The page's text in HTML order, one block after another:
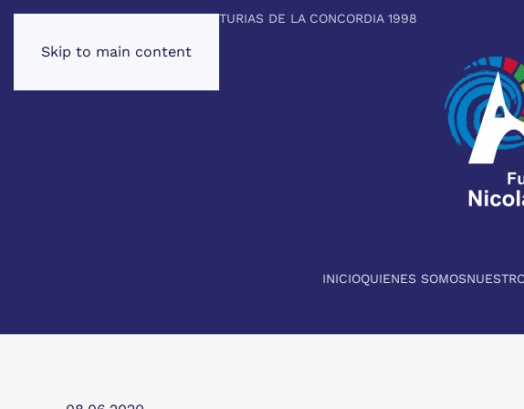
Skip to main content
PREMIO PRINCIPE DE ASTURIAS DE LA CONCORDIA 1998
INICIOQUIENES SOMOS